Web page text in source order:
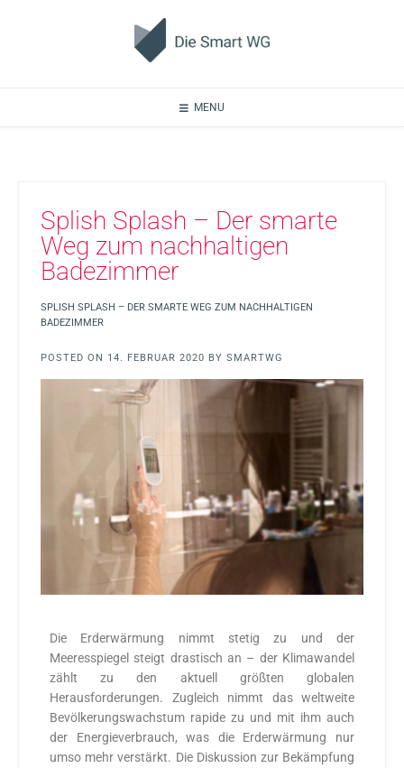
MENU
Splish Splash – Der smarte
Weg zum nachhaltigen
Badezimmer
SPLISH SPLASH – DER SMARTE WEG ZUM NACHHALTIGEN
BADEZIMMER
POSTED ON 14. FEBRUAR 2020 BY SMARTWG
Die Erderwärmung nimmt stetig zu und der
Meeresspiegel steigt drastisch an – der Klimawandel
zählt zu den aktuell größten globalen
Herausforderungen. Zugleich nimmt das weltweite
Bevölkerungswachstum rapide zu und mit ihm auch
der Energieverbrauch, was die Erderwärmung nur
umso mehr verstärkt. Die Diskussion zur Bekämpfung